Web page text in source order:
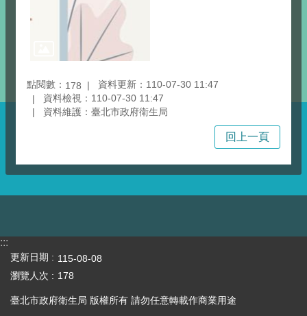
點閱數： 178
資料更新：110-07-30 11:47
資料檢視：110-07-30 11:47
資料維護：臺北市政府衛生局
回上一頁
:::
更新日期
115-08-08
瀏覽人次
178
臺北市政府衛生局 版權所有 請勿任意轉載作商業用途